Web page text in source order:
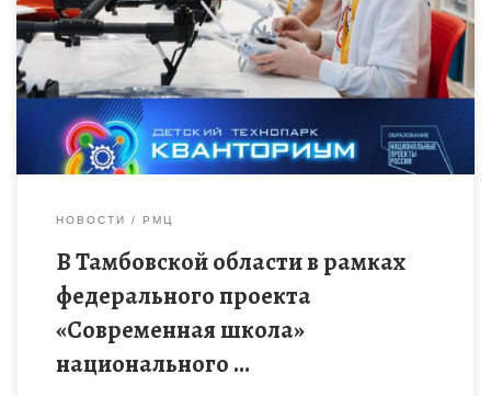
проекту «Современная школа» нацпроекта «Образование»
откроется уже третий детский технопарк «Кванториум» на
базе общеобразовательной организации (Школьный
Кванториум). […]
НОВОСТИ РМЦ
В Тамбовской области в рамках
федерального проекта
«Современная школа»
национального …